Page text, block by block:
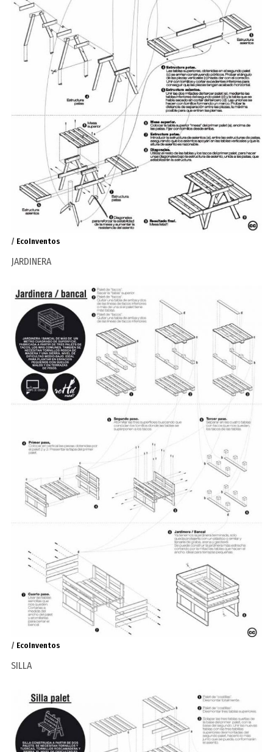
/ EcoInventos
JARDINERA
/ EcoInventos
SILLA